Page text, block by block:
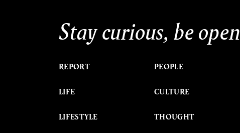
Stay curious, be open
REPORT
LIFE
LIFESTYLE
PEOPLE
CULTURE
THOUGHT